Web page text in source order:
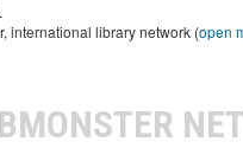
international library network (open